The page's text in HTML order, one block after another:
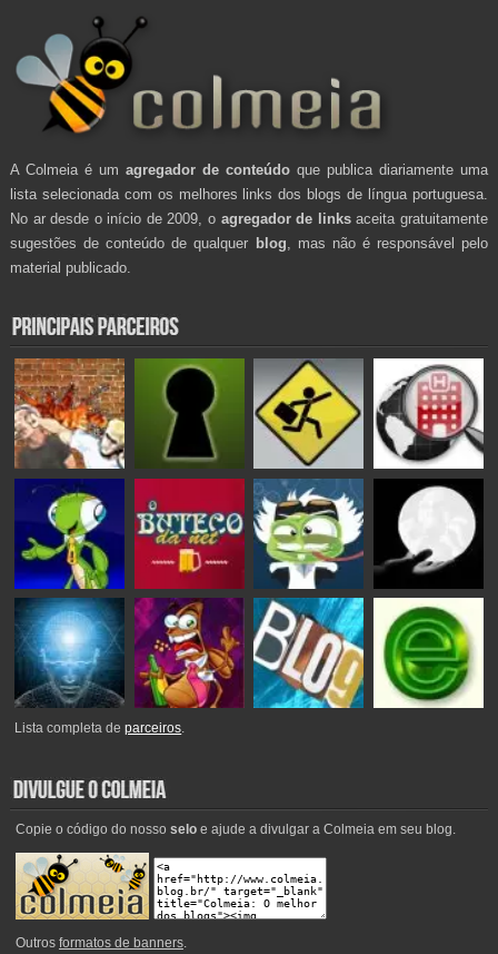
A Colmeia é um agregador de conteúdo que publica diariamente uma
lista selecionada com os melhores links dos blogs de língua portuguesa.
No ar desde o início de 2009, o agregador de linksaceita gratuitamente
sugestões de conteúdo de qualquer blog , mas não é responsável pelo
material publicado.
Lista completa deparceiros.
Copie o código do nosso seloe ajude a divulgar a Colmeia em seu blog.
Outros formatos de banners.